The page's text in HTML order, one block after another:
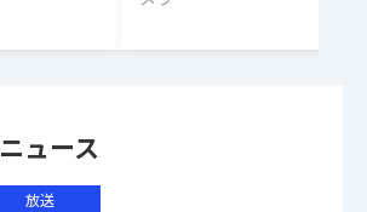
ュース
放送